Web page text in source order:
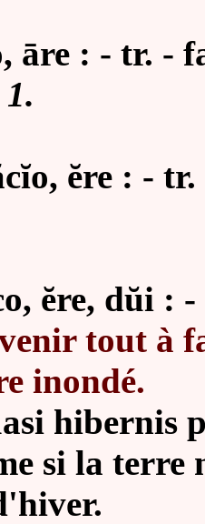
āre : - tr. -
ĕre : -
ĕre, dŭi :
tout à
inondé.
hibernis
si la terre